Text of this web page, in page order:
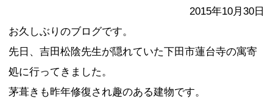
2015年10月30日
お久しぶりのブログです。
先日、吉田松陰先生が隠れていた下田市蓮台寺の寓寄
処に行ってきました。
茅葺きも昨年修復され趣のある建物です。